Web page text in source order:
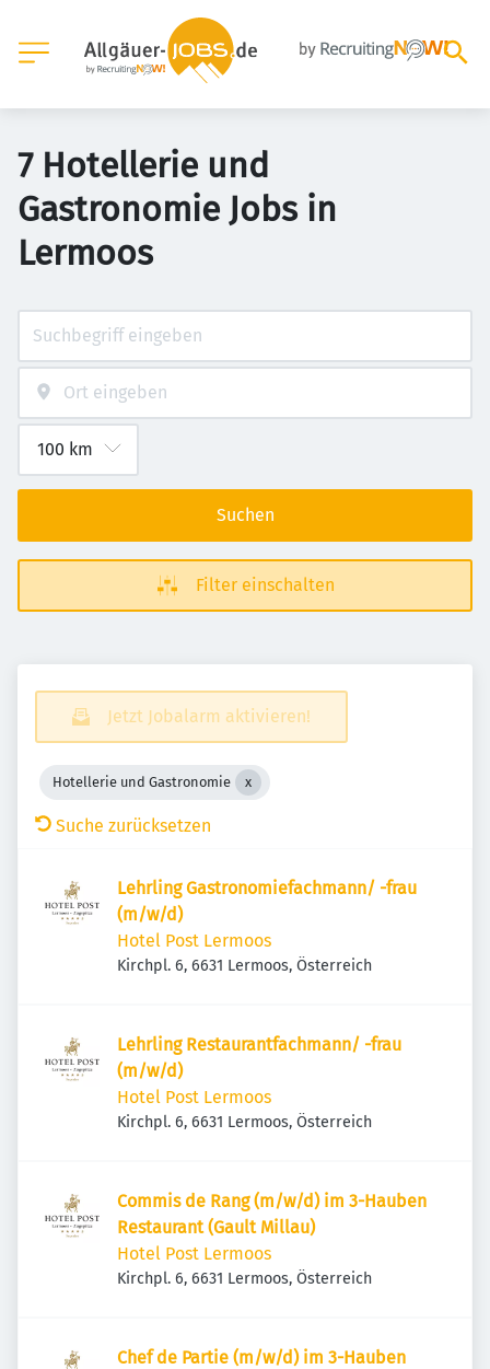
7 Hotellerie und
Gastronomie Jobs in
Lermoos
Suchen
Filter einschalten
Jetzt Jobalarm aktivieren!
Hotellerie und Gastronomie
Suche zurücksetzen
Lehrling Gastronomiefachmann/ -frau
(m/w/d)
Hotel Post Lermoos
Kirchpl. 6, 6631 Lermoos, Österreich
Lehrling Restaurantfachmann/ -frau
(m/w/d)
Hotel Post Lermoos
Kirchpl. 6, 6631 Lermoos, Österreich
Commis de Rang (m/w/d) im 3-Hauben
Restaurant (Gault Millau)
Hotel Post Lermoos
Kirchpl. 6, 6631 Lermoos, Österreich
Chef de Partie (m/w/d) im 3-Hauben